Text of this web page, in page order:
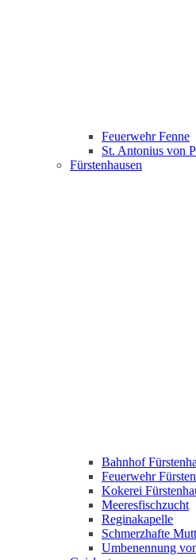
Feuerwehr Fenne
St. Antonius von
Fürstenhausen
Bahnhof
Feuerwehr
Kokerei
Meeresfischzucht
Reginakapelle
Schmerzhafte
Umbenennung